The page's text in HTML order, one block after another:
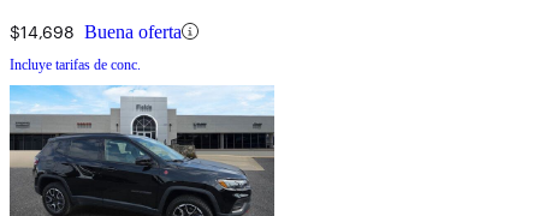
$14,698 Buena oferta
Incluye tarifas de conc.